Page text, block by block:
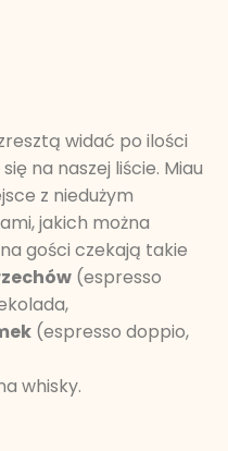
widać po ilości
na naszej liście. Miau
z niedużym
jakich można
gości czekają takie
(espresso
(espresso doppio,
whisky.